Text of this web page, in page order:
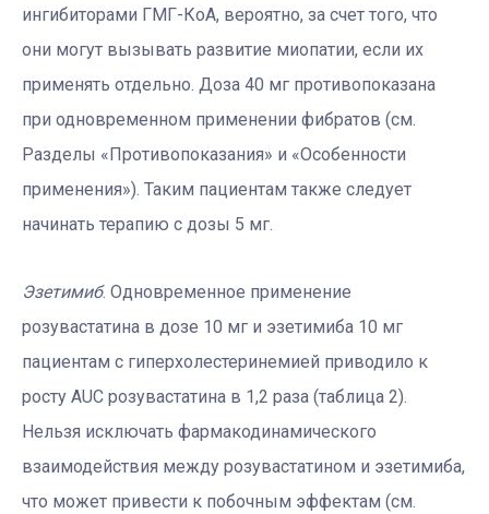
ингибиторами ГМГ-КоА, вероятно, за счет того, что
они могут вызывать развитие миопатии, если их
применять отдельно. Доза 40 мг противопоказана
при одновременном применении фибратов (см.
Разделы «Противопоказания» и «Особенности
применения»). Таким пациентам также следует
начинать терапию с дозы 5 мг.
Эзетимиб. Одновременное применение
розувастатина в дозе 10 мг и эзетимиба 10 мг
пациентам с гиперхолестеринемией приводило к
росту AUC розувастатина в 1,2 раза (таблица 2).
Нельзя исключать фармакодинамического
взаимодействия между розувастатином и эзетимиба,
что может привести к побочным эффектам (см.